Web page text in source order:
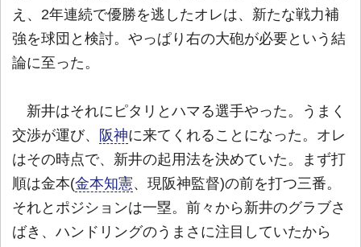
え、2年連続で優勝を逃したオレは、新たな戦力補
強を球団と検討。やっぱり右の大砲が必要という結
論に至った。
新井はそれにピタリとハマる選手やった。うまく
交渉が運び、
阪神に来てくれることになった。オレ
はその時点で、新井の起用法を決めていた。まず打
順は金本(金本知憲、現阪神監督)の前を打つ三番。
それとポジションは一塁。前々から新井のグラブさ
ばき、ハンドリングのうまさに注目していたから